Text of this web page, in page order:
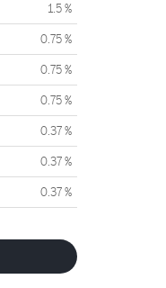
1.5 %
0.75 %
0.75 %
0.75 %
0.37 %
0.37 %
0.37 %